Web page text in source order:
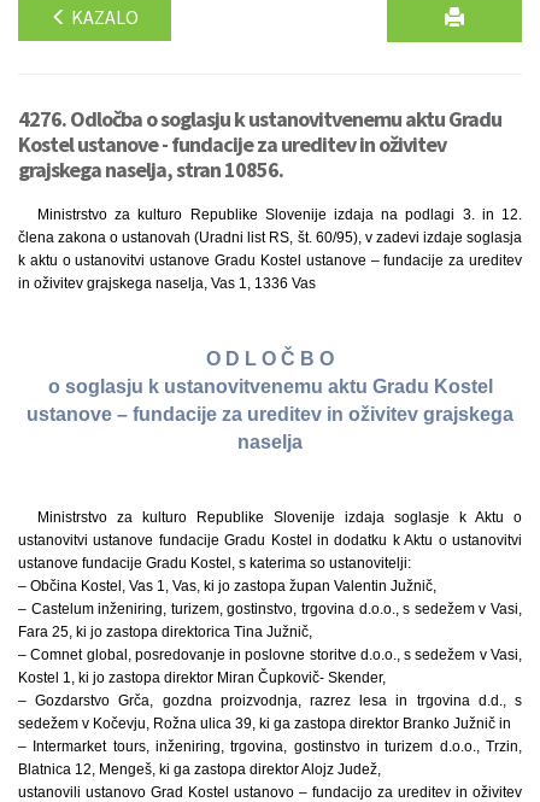
KAZALO
4276. Odločba o soglasju k ustanovitvenemu aktu Gradu
Kostel ustanove - fundacije za ureditev in oživitev
grajskega naselja, stran 10856.
Ministrstvo za kulturo Republike Slovenije izdaja na podlagi 3. in 12.
člena zakona o ustanovah (Uradni list RS, št. 60/95), v zadevi izdaje soglasja
k aktu o ustanovitvi ustanove Gradu Kostel ustanove – fundacije za ureditev
in oživitev grajskega naselja, Vas 1, 1336 Vas
O D L O Č B O
o soglasju k ustanovitvenemu aktu Gradu Kostel
ustanove – fundacije za ureditev in oživitev grajskega
naselja
Ministrstvo za kulturo Republike Slovenije izdaja soglasje k Aktu o
ustanovitvi ustanove fundacije Gradu Kostel in dodatku k Aktu o ustanovitvi
ustanove fundacije Gradu Kostel, s katerima so ustanovitelji:
– Občina Kostel, Vas 1, Vas, ki jo zastopa župan Valentin Južnič,
– Castelum inženiring, turizem, gostinstvo, trgovina d.o.o., s sedežem v Vasi,
Fara 25, ki jo zastopa direktorica Tina Južnič,
– Comnet global, posredovanje in poslovne storitve d.o.o., s sedežem v Vasi,
Kostel 1, ki jo zastopa direktor Miran Čupkovič- Skender,
– Gozdarstvo Grča, gozdna proizvodnja, razrez lesa in trgovina d.d., s
sedežem v Kočevju, Rožna ulica 39, ki ga zastopa direktor Branko Južnič in
– Intermarket tours, inženiring, trgovina, gostinstvo in turizem d.o.o., Trzin,
Blatnica 12, Mengeš, ki ga zastopa direktor Alojz Judež,
ustanovili ustanovo Grad Kostel ustanovo – fundacijo za ureditev in oživitev